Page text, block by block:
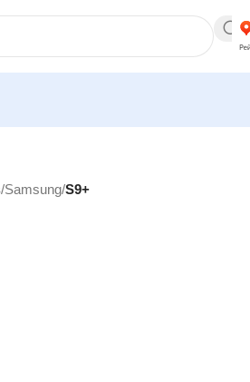
/Samsung/S9+